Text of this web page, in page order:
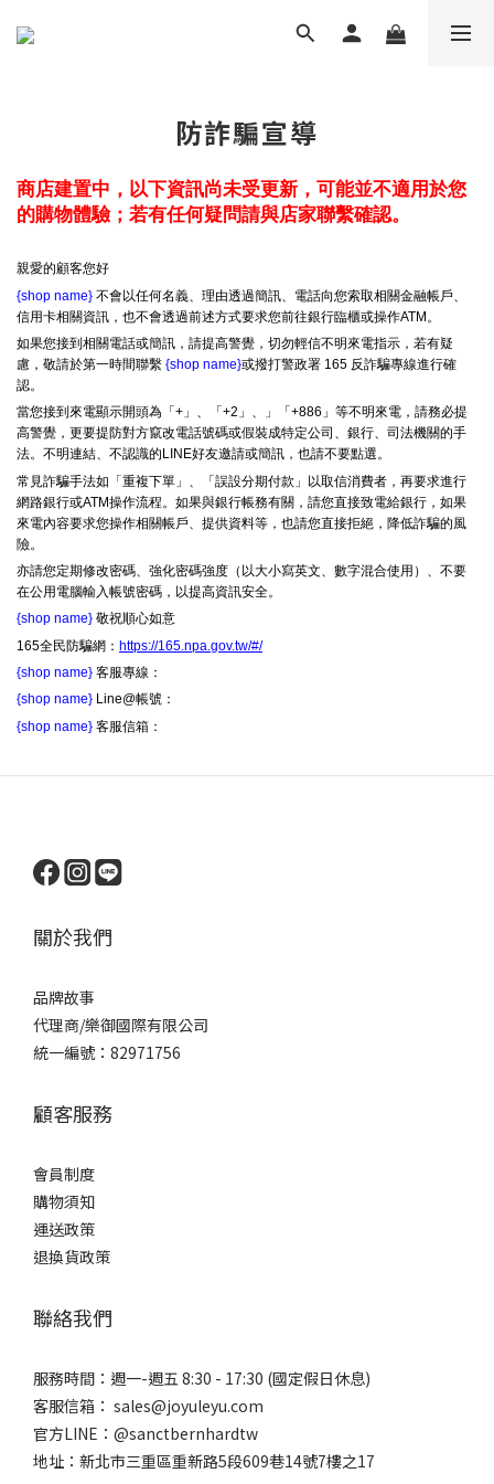
防詐騙宣導
商店建置中，以下資訊尚未受更新，可能並不適用於您
的購物體驗；若有任何疑問請與店家聯繫確認。
親愛的顧客您好
{shop name} 不會以任何名義、理由透過簡訊、電話向您索取相關金融帳戶、
信用卡相關資訊，也不會透過前述方式要求您前往銀行臨櫃或操作ATM。
如果您接到相關電話或簡訊，請提高警覺，切勿輕信不明來電指示，若有疑
慮，敬請於第一時間聯繫 {shop name}或撥打警政署 165 反詐騙專線進行確
認。
當您接到來電顯示開頭為「+」、「+2」、」「+886」等不明來電，請務必提
高警覺，更要提防對方竄改電話號碼或假裝成特定公司、銀行、司法機關的手
法。不明連結、不認識的LINE好友邀請或簡訊，也請不要點選。
常見詐騙手法如「重複下單」、「誤設分期付款」以取信消費者，再要求進行
網路銀行或ATM操作流程。如果與銀行帳務有關，請您直接致電給銀行，如果
來電內容要求您操作相關帳戶、提供資料等，也請您直接拒絕，降低詐騙的風
險。
亦請您定期修改密碼、強化密碼強度（以大小寫英文、數字混合使用）、不要
在公用電腦輸入帳號密碼，以提高資訊安全。
{shop name} 敬祝順心如意
165全民防騙網： https://165.npa.gov.tw/#/
{shop name} 客服專線：
{shop name} Line@帳號：
{shop name} 客服信箱：
關於我們
品牌故事
代理商/樂御國際有限公司
統一編號：82971756
顧客服務
會員制度
購物須知
運送政策
退換貨政策
聯絡我們
服務時間：週一-週五 8:30 - 17:30 (國定假日休息)
客服信箱： sales@joyuleyu.com
官方LINE：@sanctbernhardtw
地址：新北市三重區重新路5段609巷14號7樓之17